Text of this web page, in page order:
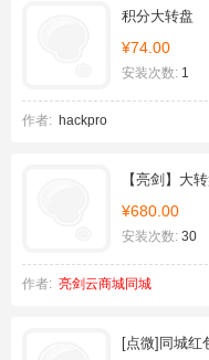
积分大转盘
¥74.00
安装次数: 1
作者: hackpro
【亮剑】大
¥680.00
安装次数: 30
作者: 亮剑云商城同城
[点微]同城红